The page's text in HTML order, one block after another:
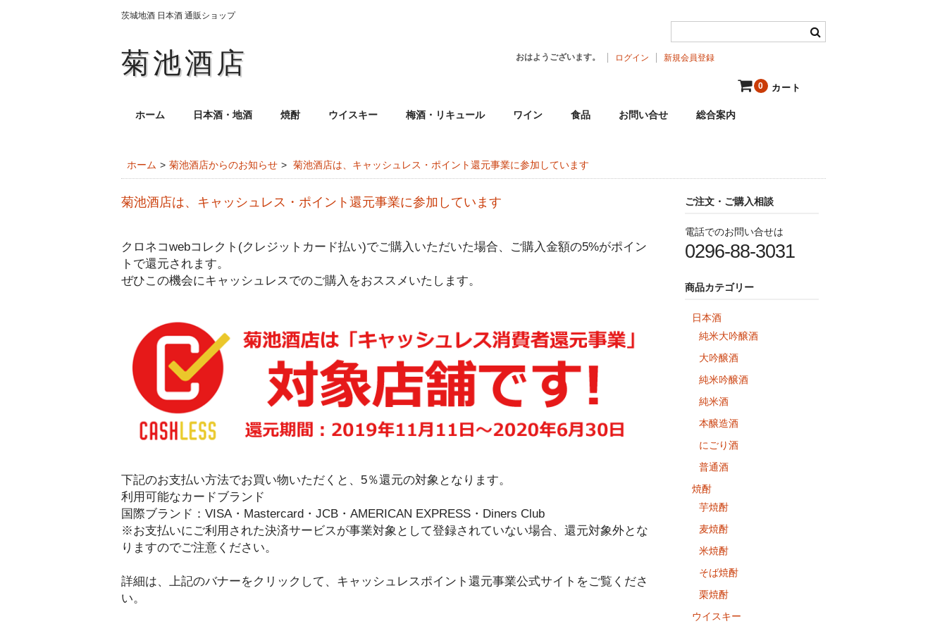
茨城地酒 日本酒 通販ショップ
菊池酒店 おはようございます。 ログイン 新規会員登録
0 カート
ホーム 日本酒・地酒 焼酎 ウイスキー 梅酒・リキュール ワイン 食品 お問い合せ 総合案内
ホーム 菊池酒店からのお知らせ 菊池酒店は、キャッシュレス・ポイント還元事業に参加しています
菊池酒店は、キャッシュレス・ポイント還元事業に参加しています
クロネコwebコレクト(クレジットカード払い)でご購入いただいた場合、ご購入金額の5%がポイン
トで還元されます。
ぜひこの機会にキャッシュレスでのご購入をおススメいたします。
下記のお支払い方法でお買い物いただくと、5％還元の対象となります。
利用可能なカードブランド
国際ブランド：VISA・Mastercard・JCB・AMERICAN EXPRESS・Diners Club
※お支払いにご利用された決済サービスが事業対象として登録されていない場合、還元対象外とな
りますのでご注意ください。
詳細は、上記のバナーをクリックして、キャッシュレスポイント還元事業公式サイトをご覧くださ
い。
ご注文・ご購入相談
電話でのお問い合せは
0296-88-3031
商品カテゴリー
日本酒
純米大吟醸酒
大吟醸酒
純米吟醸酒
純米酒
本醸造酒
にごり酒
普通酒
焼酎
芋焼酎
麦焼酎
米焼酎
そば焼酎
栗焼酎
ウイスキー